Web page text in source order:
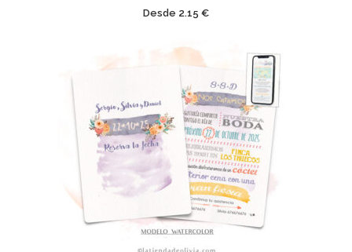
Desde 2.15 €